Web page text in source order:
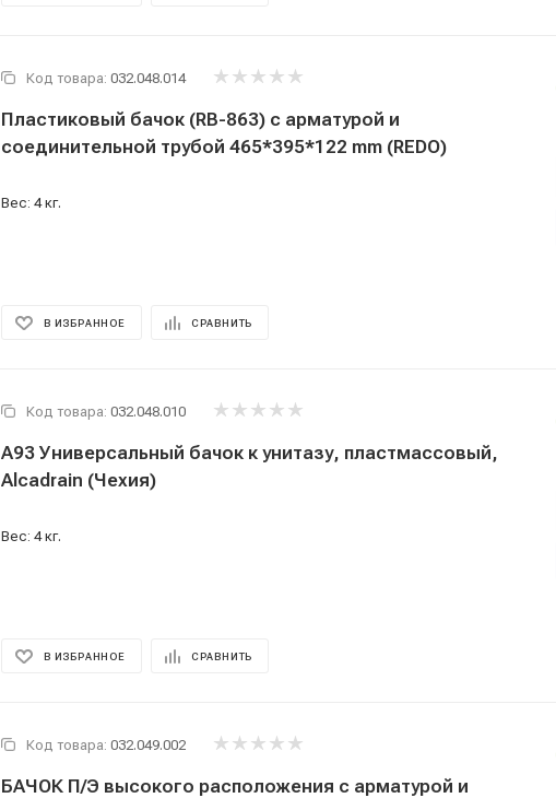
Код товара: 032.048.014
Пластиковый бачок (RB-863) с арматурой и
соединительной трубой 465*395*122 mm (REDO)
Вес: 4 кг.
В ИЗБРАННОЕ СРАВНИТЬ
Код товара: 032.048.010
A93 Универсальный бачок к унитазу, пластмассовый,
Alcadrain (Чехия)
Вес: 4 кг.
В ИЗБРАННОЕ СРАВНИТЬ
Код товара: 032.049.002
БАЧОК П/Э высокого расположения с арматурой и